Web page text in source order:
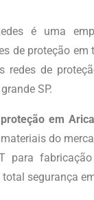
é uma
de proteção em
redes de
SP.
em
do
para
segurança